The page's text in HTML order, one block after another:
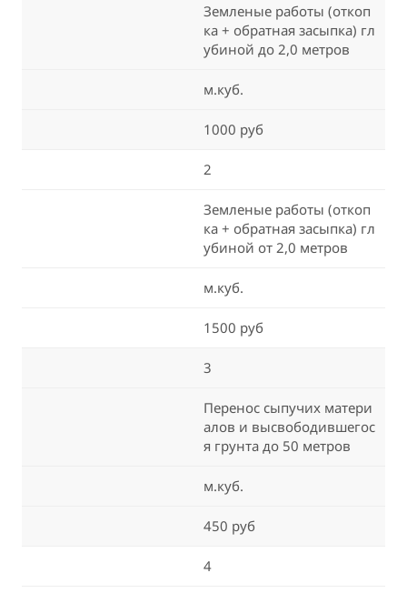
Земленые работы (откоп
ка + обратная засыпка) гл
убиной до 2,0 метров
м.куб.
1000 руб
2
Земленые работы (откоп
ка + обратная засыпка) гл
убиной от 2,0 метров
м.куб.
1500 руб
3
Перенос сыпучих матери
алов и высвободившегос
я грунта до 50 метров
м.куб.
450 руб
4